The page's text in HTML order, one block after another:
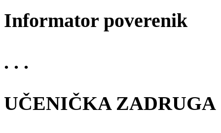
Informator poverenik
. . .
UČENIČKA ZADRUGA